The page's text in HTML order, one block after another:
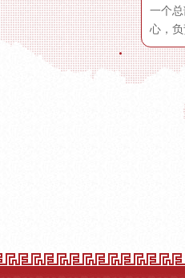
一个
心，